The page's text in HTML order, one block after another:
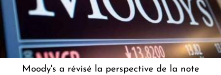
Moody's a révisé la perspective de la note